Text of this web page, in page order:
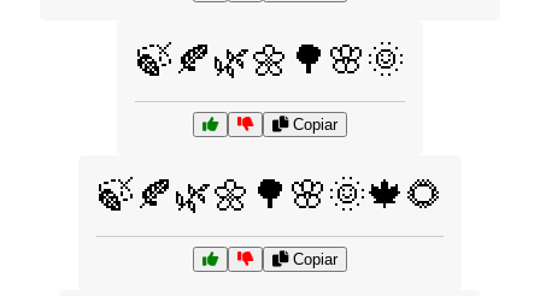
🍃🍂🌿🌼🌳🌸🌞
Copiar
🍃🍂🌿🌼🌳🌸🌞🍁🌻
Copiar